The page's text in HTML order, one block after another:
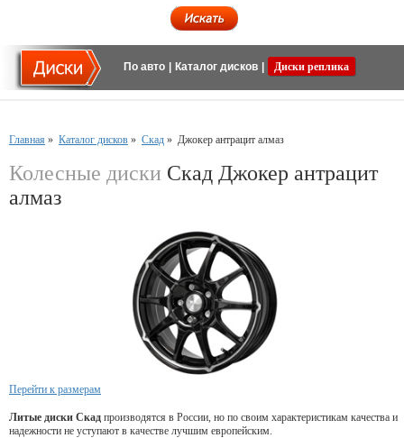
По авто Каталог дисков Диски реплика
Главная » Каталог дисков » Скад » Джокер антрацит алмаз
Колесные диски Скад Джокер антрацит
алмаз
Перейти к размерам
Литые диски Скад производятся в России, но по своим характеристикам качества и
надежности не уступают в качестве лучшим европейским.